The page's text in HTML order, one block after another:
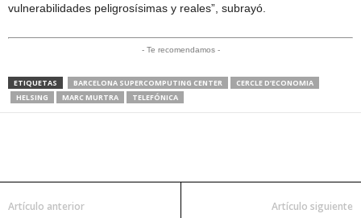
vulnerabilidades peligrosísimas y reales”, subrayó.
- Te recomendamos -
ETIQUETAS BARCELONA SUPERCOMPUTING CENTER
CERCLE D’ECONOMIA
HELSING
MARC MURTRA TELEFÓNICA
Artículo anterior Artículo siguiente